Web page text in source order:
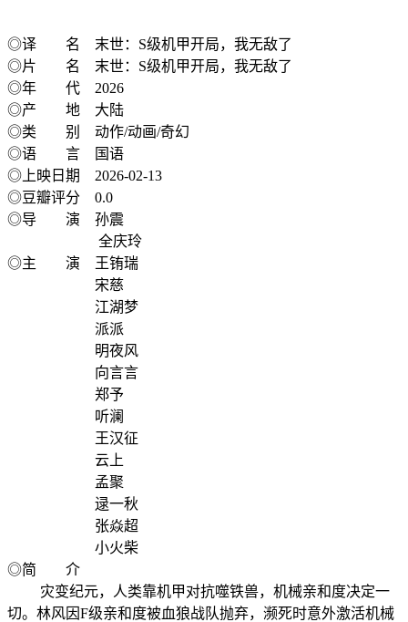
◎译 名 末世：S级机甲开局，我无敌了
◎片 名 末世：S级机甲开局，我无敌了
◎年 代 2026
◎产 地 大陆
◎类 别 动作/动画/奇幻
◎语 言 国语
◎上映日期 2026-02-13
◎豆瓣评分 0.0
◎导 演 孙震
全庆玲
◎主 演 王铕瑞
宋慈
江湖梦
派派
明夜风
向言言
郑予
听澜
王汉征
云上
孟聚
逯一秋
张焱超
小火柴
◎简 介
灾变纪元，人类靠机甲对抗噬铁兽，机械亲和度决定一
切。林风因F级亲和度被血狼战队抛弃，濒死时意外激活机械